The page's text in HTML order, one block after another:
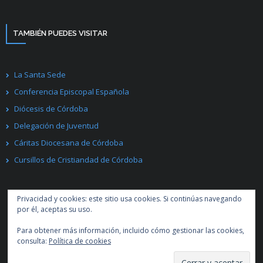
TAMBIÉN PUEDES VISITAR
La Santa Sede
Conferencia Episcopal Española
Diócesis de Córdoba
Delegación de Juventud
Cáritas Diocesana de Córdoba
Cursillos de Cristiandad de Córdoba
Desarrollado porThink Up Themes Ltd. Creado conWordPress.
Privacidad y cookies: este sitio usa cookies. Si continúas navegando
por él, aceptas su uso.
Para obtener más información, incluido cómo gestionar las cookies,
consulta: Política de cookies